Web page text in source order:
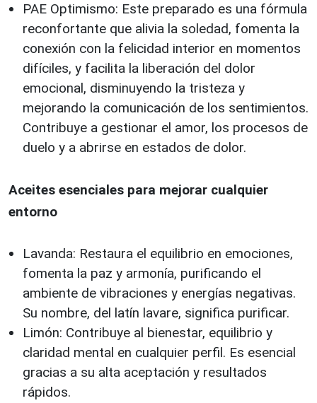
PAE Optimismo: Este preparado es una fórmula
reconfortante que alivia la soledad, fomenta la
conexión con la felicidad interior en momentos
difíciles, y facilita la liberación del dolor
emocional, disminuyendo la tristeza y
mejorando la comunicación de los sentimientos.
Contribuye a gestionar el amor, los procesos de
duelo y a abrirse en estados de dolor.
Aceites esenciales para mejorar cualquier
entorno
Lavanda: Restaura el equilibrio en emociones,
fomenta la paz y armonía, purificando el
ambiente de vibraciones y energías negativas.
Su nombre, del latín lavare, significa purificar.
Limón: Contribuye al bienestar, equilibrio y
claridad mental en cualquier perfil. Es esencial
gracias a su alta aceptación y resultados
rápidos.